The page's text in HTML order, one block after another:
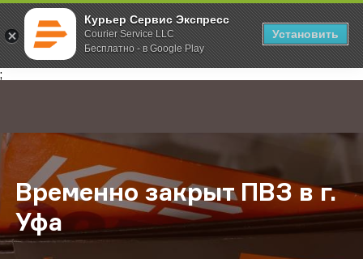
Курьер Сервис Экспресс
Courier Service LLC
Бесплатно - в Google Play
Установить
;
Главная О компании Новости Временно закрыт ПВЗ в г. Уфа
Временно закрыт ПВЗ в г.
Уфа